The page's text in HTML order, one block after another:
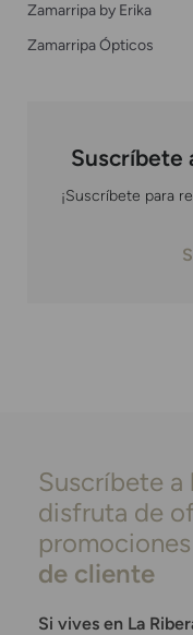
Zamarripa by Erika
Zamarripa Ópticos
Suscríbete
¡Suscríbete para
Suscríbete
disfruta de
promociones
de cliente
Si vives en La